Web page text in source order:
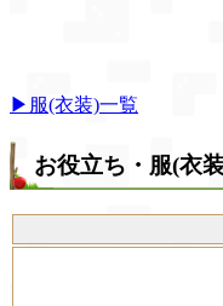
▶服(衣装)一覧
お役立ち・服(衣